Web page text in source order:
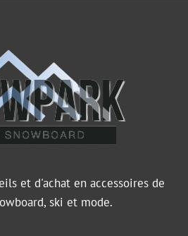
et d'achat en accessoires de
ski et mode.